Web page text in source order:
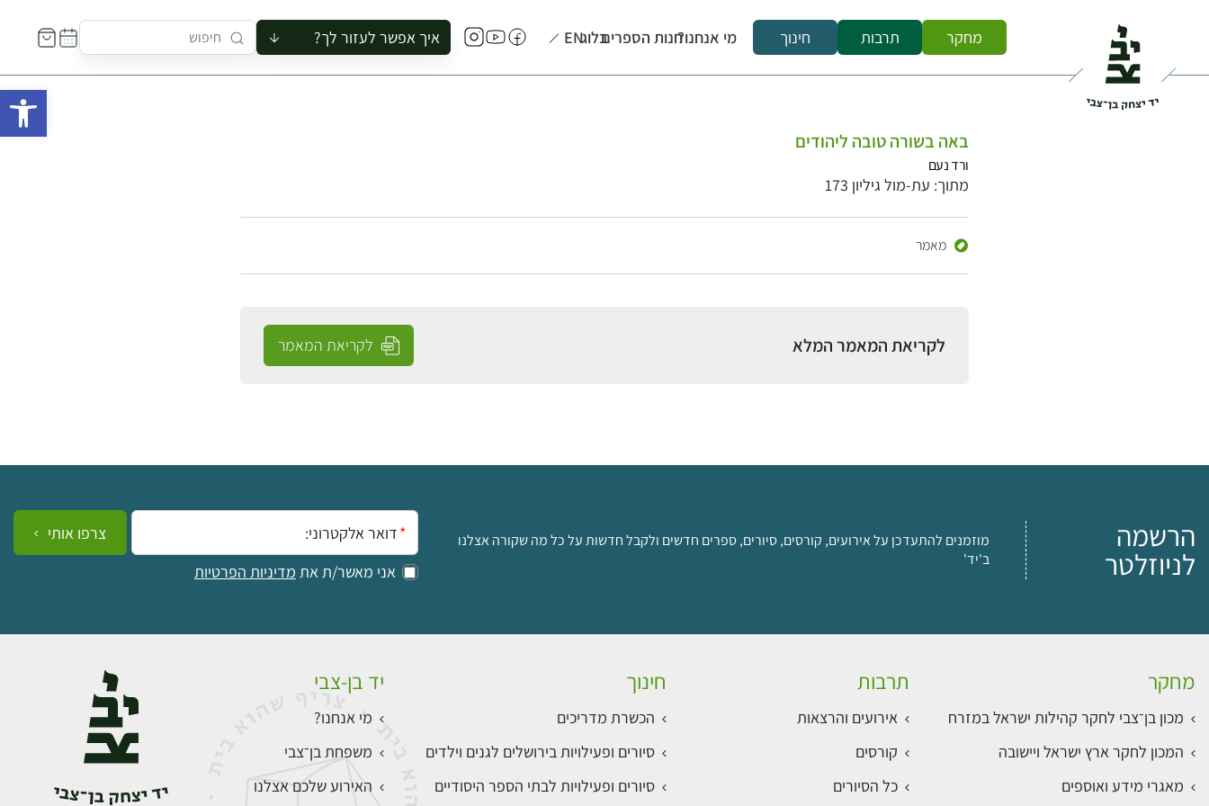
מחקר תרבות חינוך מי אנחנו?חנות הספריםבלוגEN איך אפשר לעזור לך?
להזמין סיור לקבוצה
באה בשורה טובה ליהודים
ורד נעם
מתוך: עת-מול גיליון 173
מאמר
לקריאת המאמר המלא לקריאת המאמר
הרשמה
לניוזלטר
מוזמנים להתעדכן על אירועים, קורסים, סיורים, ספרים חדשים ולקבל חדשות על כל מה שקורה אצלנו
ב'יד'
אימייל:
אני מאשר/ת את מדיניות הפרטיות
צרפו אותי
מחקר
מכון בן־צבי לחקר קהילות ישראל במזרח
המכון לחקר ארץ ישראל ויישובה
מאגרי מידע ואוספים
תרבות
אירועים והרצאות
קורסים
כל הסיורים
חינוך
הכשרת מדריכים
סיורים ופעילויות בירושלים לגנים וילדים
סיורים ופעילויות לבתי הספר היסודיים
יד בן-צבי
מי אנחנו?
משפחת בן־צבי
האירוע שלכם אצלנו